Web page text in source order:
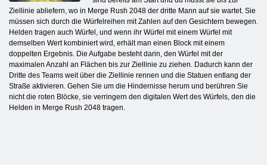
Ziellinie abliefern, wo in Merge Rush 2048 der dritte Mann auf sie wartet. Sie
müssen sich durch die Würfelreihen mit Zahlen auf den Gesichtern bewegen.
Helden tragen auch Würfel, und wenn ihr Würfel mit einem Würfel mit
demselben Wert kombiniert wird, erhält man einen Block mit einem
doppelten Ergebnis. Die Aufgabe besteht darin, den Würfel mit der
maximalen Anzahl an Flächen bis zur Ziellinie zu ziehen. Dadurch kann der
Dritte des Teams weit über die Ziellinie rennen und die Statuen entlang der
Straße aktivieren. Gehen Sie um die Hindernisse herum und berühren Sie
nicht die roten Blöcke, sie verringern den digitalen Wert des Würfels, den die
Helden in Merge Rush 2048 tragen.